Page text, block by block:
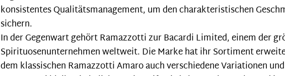
konsistentes Qualitätsmanagement, um den charakteristischen
sichern.
In der Gegenwart gehört Ramazzotti zur Bacardi Limited, einem der
Spirituosenunternehmen weltweit. Die Marke hat ihr Sortiment
dem klassischen Ramazzotti Amaro auch verschiedene Variationen